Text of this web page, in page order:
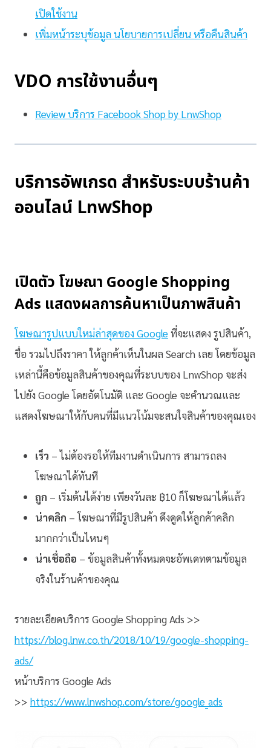
เปิดใช้งาน
เพิ่มหน้าระบุข้อมูล นโยบายการเปลี่ยน หรือคืนสินค้า
VDO การใช้งานอื่นๆ
Review บริการ Facebook Shop by LnwShop
บริการอัพเกรด สำหรับระบบร้านค้า
ออนไลน์ LnwShop
เปิดตัว โฆษณา Google Shopping
Ads แสดงผลการค้นหาเป็นภาพสินค้า
โฆษณารูปแบบใหม่ล่าสุดของ Googleที่จะแสดง รูปสินค้า,
ชื่อ รวมไปถึงราคา ให้ลูกค้าเห็นในผล Search เลย โดยข้อมูล
เหล่านี้คือข้อมูลสินค้าของคุณที่ระบบของ LnwShop จะส่ง
ไปยัง Google โดยอัตโนมัติ และ Google จะคำนวณและ
แสดงโฆษณาให้กับคนที่มีแนวโน้มจะสนใจสินค้าของคุณเอง
เร็ว – ไม่ต้องรอให้ทีมงานดำเนินการ สามารถลง
โฆษณาได้ทันที
ถูก – เริ่มต้นได้ง่าย เพียงวันละ ฿10 ก็โฆษณาได้แล้ว
น่าคลิก – โฆษณาที่มีรูปสินค้า ดึงดูดให้ลูกค้าคลิก
มากกว่าเป็นไหนๆ
น่าเชื่อถือ – ข้อมูลสินค้าทั้งหมดจะอัพเดทตามข้อมูล
จริงในร้านค้าของคุณ
รายละเอียดบริการ Google Shopping Ads >>
https://blog.lnw.co.th/2018/10/19/google-shopping-
ads/
หน้าบริการ Google Ads
>> https://www.lnwshop.com/store/google_ads